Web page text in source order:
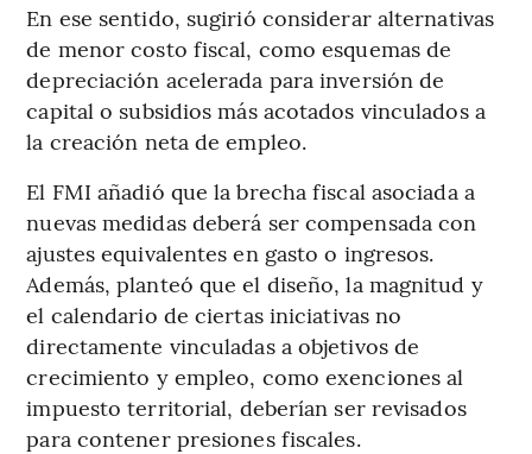
En ese sentido, sugirió considerar alternativas
de menor costo fiscal, como esquemas de
depreciación acelerada para inversión de
capital o subsidios más acotados vinculados a
la creación neta de empleo.
El FMI añadió que la brecha fiscal asociada a
nuevas medidas deberá ser compensada con
ajustes equivalentes en gasto o ingresos.
Además, planteó que el diseño, la magnitud y
el calendario de ciertas iniciativas no
directamente vinculadas a objetivos de
crecimiento y empleo, como exenciones al
impuesto territorial, deberían ser revisados
para contener presiones fiscales.